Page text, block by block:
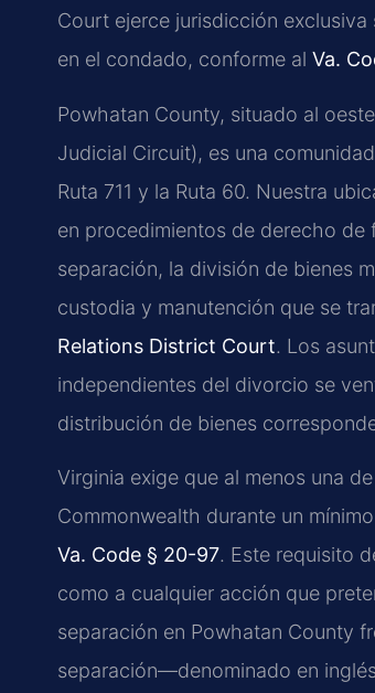
Court ejerce jurisdicción
en el condado, conforme al Va.
Powhatan County, situado al
Judicial Circuit), es una
Ruta 711 y la Ruta 60. Nuestra
en procedimientos de derecho
separación, la división de bienes
custodia y manutención que se
Relations District Court. Los
independientes del divorcio se
distribución de bienes
Virginia exige que al menos una
Commonwealth durante un
Va. Code § 20-97. Este requisito
como a cualquier acción que
separación en Powhatan County
separación—denominado en